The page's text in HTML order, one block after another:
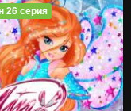
26 серия